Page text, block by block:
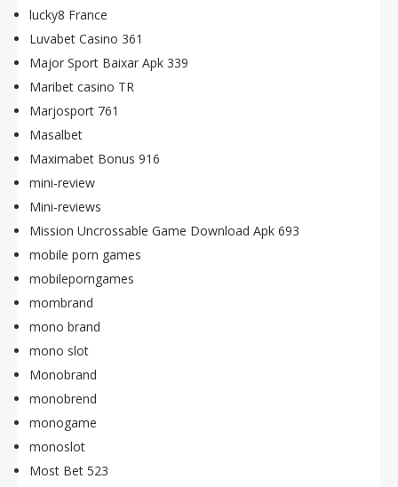
lucky8 France
Luvabet Casino 361
Major Sport Baixar Apk 339
Maribet casino TR
Marjosport 761
Masalbet
Maximabet Bonus 916
mini-review
Mini-reviews
Mission Uncrossable Game Download Apk 693
mobile porn games
mobileporngames
mombrand
mono brand
mono slot
Monobrand
monobrend
monogame
monoslot
Most Bet 523